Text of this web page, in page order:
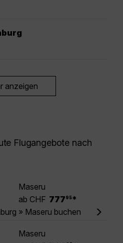
anzeigen
Flugangebote nach
Maseru
ab CHF 777 95 *
» Maseru buchen
Maseru